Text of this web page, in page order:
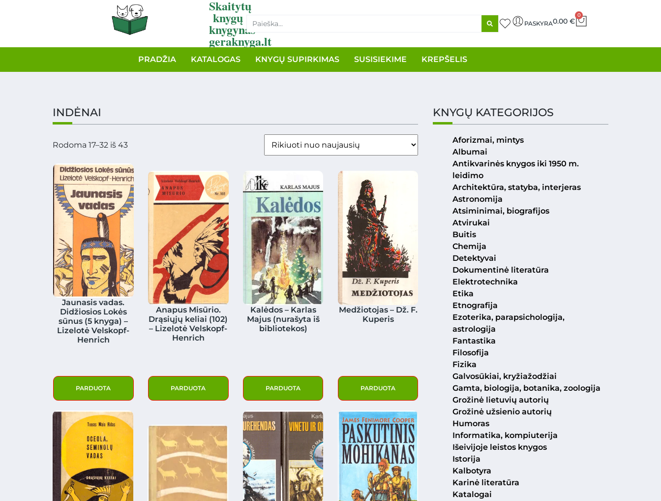
Skaitytų
knygų
knygynas
geraknyga.lt
PASKYRA0.00 €
0
PRADŽIA KATALOGAS KNYGŲ SUPIRKIMAS SUSISIEKIME KREPŠELIS
INDĖNAI
Rodoma 17–32 iš 43
Jaunasis vadas.
Didžiosios Lokės
sūnus (5 knyga) –
Lizelotė Velskopf-
Henrich
PARDUOTA
Anapus Misūrio.
Drąsiųjų keliai (102)
– Lizelotė Velskopf-
Henrich
PARDUOTA
Kalėdos – Karlas
Majus (nurašyta iš
bibliotekos)
PARDUOTA
Medžiotojas – Dž. F.
Kuperis
PARDUOTA
KNYGŲ KATEGORIJOS
Aforizmai, mintys
Albumai
Antikvarinės knygos iki 1950 m.
leidimo
Architektūra, statyba, interjeras
Astronomija
Atsiminimai, biografijos
Atvirukai
Buitis
Chemija
Detektyvai
Dokumentinė literatūra
Elektrotechnika
Etika
Etnografija
Ezoterika, parapsichologija,
astrologija
Fantastika
Filosofija
Fizika
Galvosūkiai, kryžiažodžiai
Gamta, biologija, botanika, zoologija
Grožinė lietuvių autorių
Grožinė užsienio autorių
Humoras
Informatika, kompiuterija
Išeivijoje leistos knygos
Istorija
Kalbotyra
Karinė literatūra
Katalogai